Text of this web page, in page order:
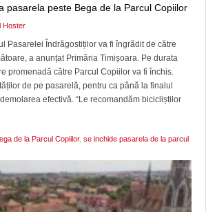
pasarela peste Bega de la Parcul Copiilor
Hoster
Pasarelei Îndrăgostiților va fi îngrădit de către
a anunțat Primăria Timișoara. Pe durata
promenadă către Parcul Copiilor va fi închis.
de pe pasarelă, pentru ca până la finalul
efectivă. “Le recomandăm bicicliștilor
de la Parcul Copiilor, se inchide pasarela de la parcul